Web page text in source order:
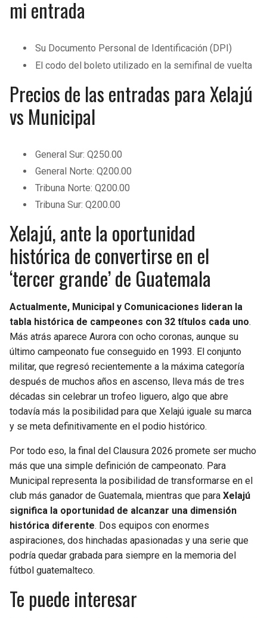
mi entrada
Su Documento Personal de Identificación (DPI)
El codo del boleto utilizado en la semifinal de vuelta
Precios de las entradas para Xelajú
vs Municipal
General Sur: Q250.00
General Norte: Q200.00
Tribuna Norte: Q200.00
Tribuna Sur: Q200.00
Xelajú, ante la oportunidad
histórica de convertirse en el
‘tercer grande’ de Guatemala
Actualmente, Municipal y Comunicaciones lideran la
tabla histórica de campeones con 32 títulos cada uno.
Más atrás aparece Aurora con ocho coronas, aunque su
último campeonato fue conseguido en 1993. El conjunto
militar, que regresó recientemente a la máxima categoría
después de muchos años en ascenso, lleva más de tres
décadas sin celebrar un trofeo liguero, algo que abre
todavía más la posibilidad para que Xelajú iguale su marca
y se meta definitivamente en el podio histórico.
Por todo eso, la final del Clausura 2026 promete ser mucho
más que una simple definición de campeonato. Para
Municipal representa la posibilidad de transformarse en el
club más ganador de Guatemala, mientras que para Xelajú
significa la oportunidad de alcanzar una dimensión
histórica diferente. Dos equipos con enormes
aspiraciones, dos hinchadas apasionadas y una serie que
podría quedar grabada para siempre en la memoria del
fútbol guatemalteco.
Te puede interesar